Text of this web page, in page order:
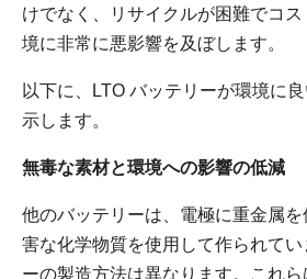
けでなく、リサイクルが困難でコ
境に非常に悪影響を及ぼします。
以下に、LTO バッテリーが環境に
示します。
無毒な素材と環境への影響の低減
他のバッテリーは、電極に重金属
害な化学物質を使用して作られてい
ーの製造方法は異なります。これ